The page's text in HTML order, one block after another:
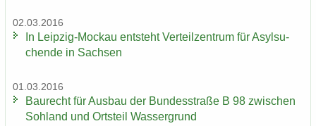
02.03.2016
In Leipzig-​Mockau ent­steht Ver­teil­zen­trum für Asyl­su­
chen­de in Sach­sen
01.03.2016
Bau­recht für Aus­bau der Bun­des­stra­ße B 98 zwi­schen
Soh­land und Orts­teil Was­ser­grund